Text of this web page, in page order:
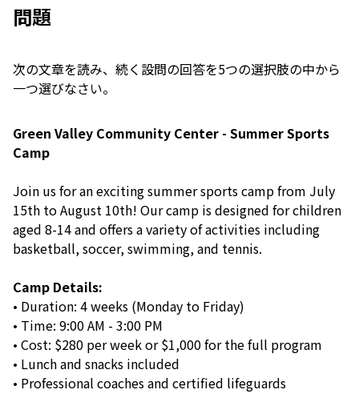
問題
次の文章を読み、続く設問の回答を5つの選択肢の中から
一つ選びなさい。
Green Valley Community Center - Summer Sports
Camp
Join us for an exciting summer sports camp from July
15th to August 10th! Our camp is designed for children
aged 8-14 and offers a variety of activities including
basketball, soccer, swimming, and tennis.
Camp Details:
• Duration: 4 weeks (Monday to Friday)
• Time: 9:00 AM - 3:00 PM
• Cost: $280 per week or $1,000 for the full program
• Lunch and snacks included
• Professional coaches and certified lifeguards